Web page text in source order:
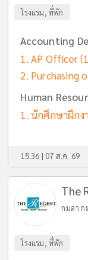
โรงแรม, ที่พัก
Accounting
AP Officer
Purchasing
Human
นักศึกษาฝึก
15:36 | 07 ส.ค. 69
The
กมลา ก
โรงแรม, ที่พัก